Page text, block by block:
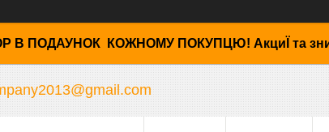
В ПОДАУНОК КОЖНОМУ ПОКУПЦЮ! АкциЇ та